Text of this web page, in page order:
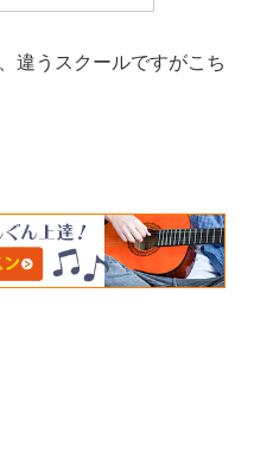
違うスクールですがこち